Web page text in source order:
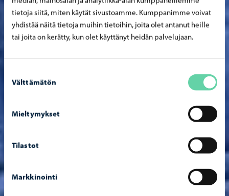
tietoja siitä, miten käytät sivustoamme. Kumppanimme voivat
yhdistää näitä tietoja muihin tietoihin, joita olet antanut heille
tai joita on kerätty, kun olet käyttänyt heidän palvelujaan.
valinta
Välttämätön
Mieltymykset
Tilastot
Markkinointi